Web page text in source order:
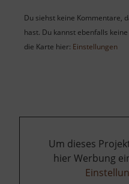
Du siehst keine Kommentare,
hast. Du kannst ebenfalls
die Karte hier: Einstellungen
Um dieses
hier Werbung